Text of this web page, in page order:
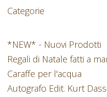
Categorie
*NEW* - Nuovi Prodotti
Regali di Natale fatti a
Caraffe per l'acqua
Autografo Edit. Kurt